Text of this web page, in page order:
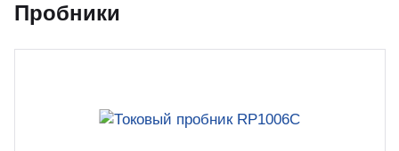
Пробники